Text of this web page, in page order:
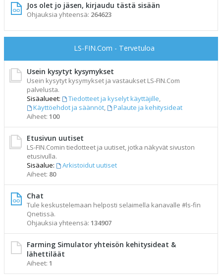
Jos olet jo jäsen, kirjaudu tästä sisään
Ohjauksia yhteensä: 264623
LS-FIN.Com - Tervetuloa
Usein kysytyt kysymykset
Usein kysytyt kysymykset ja vastaukset LS-FIN.Com
palvelusta.
Sisäalueet:
Tiedotteet ja kyselyt käyttäjille,
Käyttöehdot ja säännöt,
Palaute ja kehitysideat
Aiheet: 100
Etusivun uutiset
LS-FIN.Comin tiedotteet ja uutiset, jotka näkyvät sivuston
etusivulla.
Sisäalue:
Arkistoidut uutiset
Aiheet: 80
Chat
Tule keskustelemaan helposti selaimella kanavalle #ls-fin
Qnetissä.
Ohjauksia yhteensä: 134907
Farming Simulator yhteisön kehitysideat &
lähettiläät
Aiheet: 1